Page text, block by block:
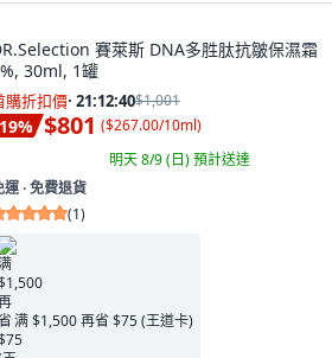
賽萊斯 DNA多胜肽抗皺保濕霜
30ml, 1罐
購折扣價· 21:12:39$1,001
19% $801 ($267.00/10ml)
明天 8/9 (日)預計送達
運 ∙ 免費退貨
(1)
满 $1,500 再省 $75 (王道卡)